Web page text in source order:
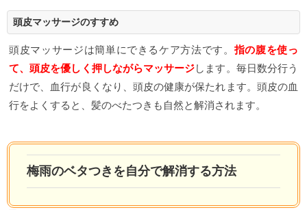
頭皮マッサージのすすめ
頭皮マッサージは簡単にできるケア方法です。 指の腹を使っ
て、頭皮を優しく押しながらマッサージします。毎日数分行う
だけで、血行が良くなり、頭皮の健康が保たれます。頭皮の血
行をよくすると、髪のべたつきも自然と解消されます。
梅雨のベタつきを自分で解消する方法